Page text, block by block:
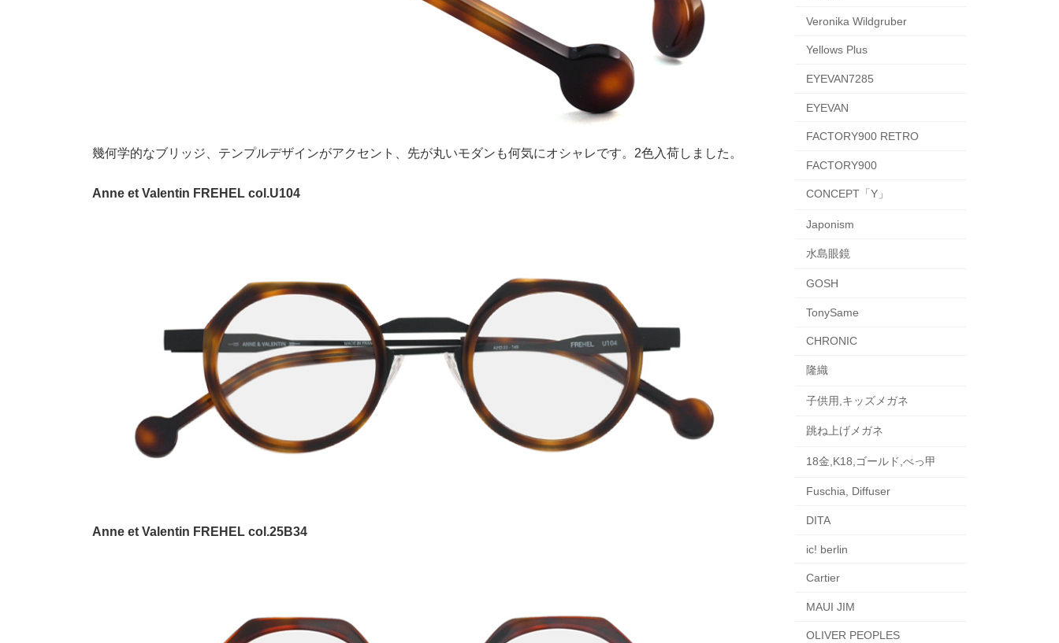
幾何学的なブリッジ、テンプルデザインがアクセント、先が丸いモダンも何気にオシャレです。2色入荷しました。
Anne et Valentin FREHEL col.U104
Anne et Valentin FREHEL col.25B34
Veronika Wildgruber
Yellows Plus
EYEVAN7285
EYEVAN
FACTORY900 RETRO
FACTORY900
CONCEPT「Y」
Japonism
水島眼鏡
GOSH
TonySame
CHRONIC
隆織
子供用,キッズメガネ
跳ね上げメガネ
18金,K18,ゴールド,べっ甲
Fuschia, Diffuser
DITA
ic! berlin
Cartier
MAUI JIM
OLIVER PEOPLES